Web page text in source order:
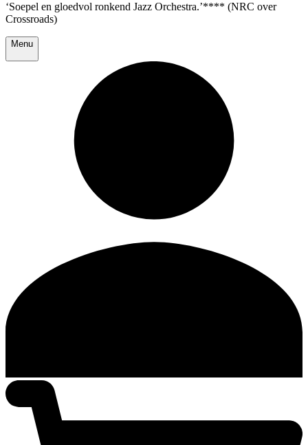
‘Soepel en gloedvol ronkend Jazz Orchestra.’**** (NRC over
Crossroads)
Menu